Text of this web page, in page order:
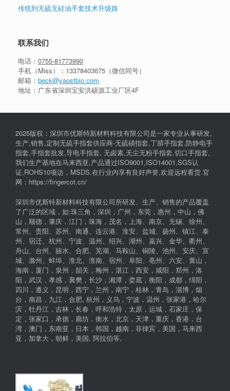
传统到无硫无硅油手套技术升级路
联系我们
电话： 0755-81773990
手机（Miss）： 13378403675 （微信同号）
邮箱： beck@yaostbio.com
地址：广东省深圳宝安洪硕源工业厂区4F
2025版权：深圳市优斯特新材料科技有限公司是一家专业从事研发,
生产,销售,定制无硫手指套供应商-无硫磺指套,丁腈手指套,防静电手
指套,手指套批发,导电手指套, 无卤素,无尘无粉手指套,切口手指套,
我们生产基地在马来西亚,产品通过ISO9001,ISO14001,SGS认
证,ROHS10项达，MSDS.在行业内享有良好声誉,欢迎远程看货.官
网：https://fingercot.cn/
深圳市优斯特新材料科技有限公司所研发、生产、销售的产品覆盖
了广泛的区域，如:珠三角，深圳，广州，东莞，惠州，中山，佛
山，顺德，肇庆，江门，珠海，茂名，上海、南京、无锡、徐州、
常州、贵阳、苏州、南通、连云港、淮安、盐城、扬州、镇江、泰
州、宿迁、杭州、宁波、温州、绍兴、湖州、嘉兴、金华、衢州、
舟山、台州、丽水、合肥、芜湖、马鞍山、铜陵、池州、安庆、宣
城、滁州、蚌埠、淮北、淮南、宿州、阜阳、亳州、六安、黄山，
海南，厦门，泉州，韶关，梅州，湛江，西安，咸阳，郑州，洛
阳，武汉，孝感，襄樊，长沙，湘潭，娄底，衡阳，成都，绵阳，
四川，遵义，昆明，西宁，兰州，南宁，桂林，青岛，淄博，烟
台，南昌，九江，合肥, 杭州，义乌，宁波，温州，张家港，哈尔
滨，牡丹江，吉林，长春，呼和浩特，太原，运城，石家庄，保
定，张家口，承德，廊坊，衡水，北京，天津，重庆，香港，台
湾，澳门，东南亚，日本，韩国，越南，菲律宾，美国，马来西
亚，加拿大，朝鲜，美国, 阿拉伯等。